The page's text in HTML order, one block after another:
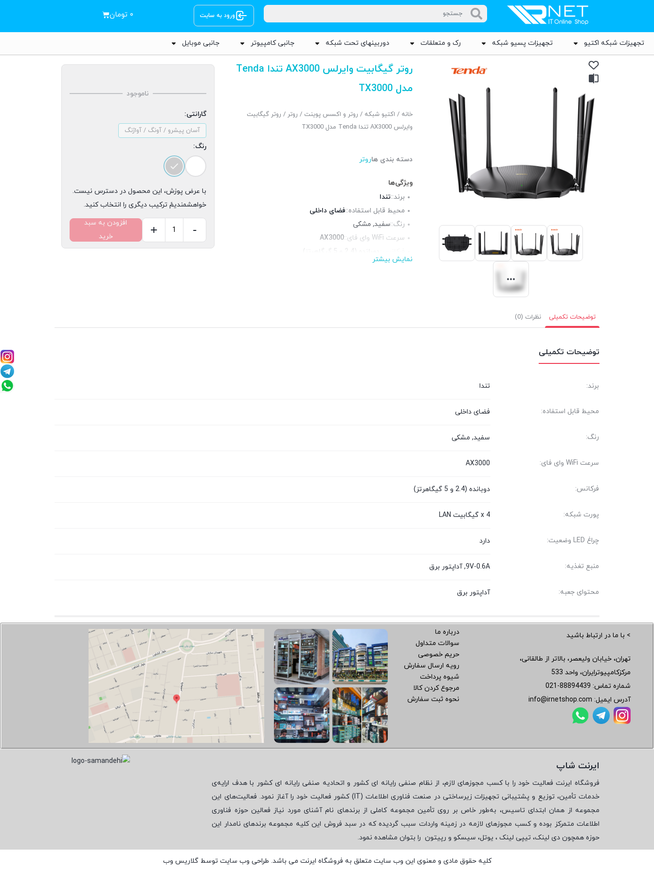
ورود به سایت ۰ تومان
تجهیزات شبکه اکتیو تجهیزات پسیو شبکه رک و متعلقات دوربینهای تحت شبکه جانبی کامپیوتر جانبی موبایل
روتر گیگابیت وایرلس AX3000 تندا Tenda
مدل TX3000
خانه / اکتیو شبکه / روتر و اکسس پوینت / روتر / روتر گیگابیت
وایرلس AX3000 تندا Tenda مدل TX3000
دسته بندی هاروتر
ویژگی‌ها
برند::تندا
محیط قابل استفاده::فضای داخلی
رنگ::سفید, مشکی
سرعت WiFi وای فای::
AX3000
پورت شبکه::
نمایش بیشتر
ناموجود
گارانتی:
آسان پیشرو / آونگ / آواژنگ
رنگ:
با عرض پوزش، این محصول در دسترس نیست.
خواهشمندیمً ترکیب دیگری را انتخاب کنید.
-
+
افزودن به سبد
خرید
توضیحات تکمیلی نظرات (0)
توضیحات تکمیلی
برند: تندا
محیط قابل استفاده: فضای داخلی
رنگ: سفید, مشکی
سرعت WiFi وای فای: AX3000
فرکانس: دوبانده (2.4 و 5 گیگاهرتز)
پورت شبکه: 4 x گیگابیت LAN
چراغ LED وضعیت: دارد
منبع تغذیه: 9V-0.6A, آداپتور برق
محتوای جعبه: آداپتور برق
> با ما در ارتباط باشید
تهران، خیابان ولیعصر، بالاتر از طالقانی،
مرکزکامپیوترایران، واحد 533
شماره تماس: 021-88894439
آدرس ایمیل: info@irnetshop.com
درباره ما
سوالات متداول
حریم خصوصی
رویه ارسال سفارش
شیوه پرداخت
مرجوع کردن کالا
نحوه ثبت سفارش
ایرنت شاپ
فروشگاه ایرنت فعالیت خود را با کسب مجوزهای لازم، از نظام صنفی رایانه ای کشور و اتحادیه صنفی رایانه ای کشور با هدف ارایه‌ی
خدمات تأمین، توزیع و پشتیبانی تجهیزات زیرساختی در صنعت فناوری اطلاعات ( IT) کشور فعالیت خود را آغاز نمود. فعالیت‌های این
مجموعه از همان ابتدای تاسیس، به‌طور خاص بر روی تأمین مجموعه کاملی از برندهای نام آشنای مورد نیاز فعالین حوزه فناوری
اطلاعات متمرکز بوده و کسب مجوزهای لازمه در زمینه واردات سبب گردیده که در سبد فروش این کلیه مجموعه برندهای نامدار این
حوزه همچون دی لینک، تیپی لینک ، یوتل، سیسکو و رپیتون را بتوان مشاهده نمود.
کلیه حقوق مادی و معنوی این وب سایت متعلق به فروشگاه ایرنت می باشد. طراحی وب سایت توسطگلاریس وب